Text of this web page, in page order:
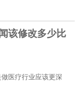
网站建设的好坏呢？
友好度。首先，我们
一、选择合适的网……
该修改多少比
医疗行业应该更深